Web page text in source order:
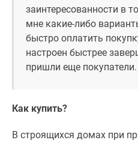
заинтересованности в
мне какие-либо
быстро оплатить
настроен быстрее
пришли еще покупатели.
Как купить?
В строящихся домах при